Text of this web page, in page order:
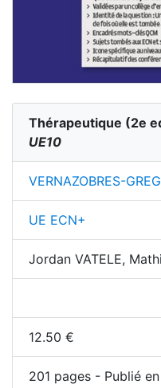
Thérapeutique (2e
UE10
VERNAZOBRES-
UE ECN+
Jordan VATELE,
12.50 €
201 pages - Publié